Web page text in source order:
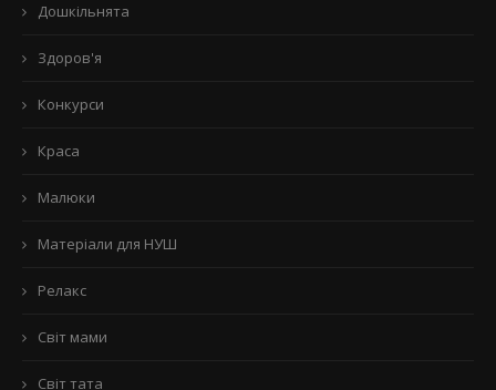
Дошкільнята
Здоров'я
Конкурси
Краса
Малюки
Матеріали для НУШ
Релакс
Світ мами
Світ тата